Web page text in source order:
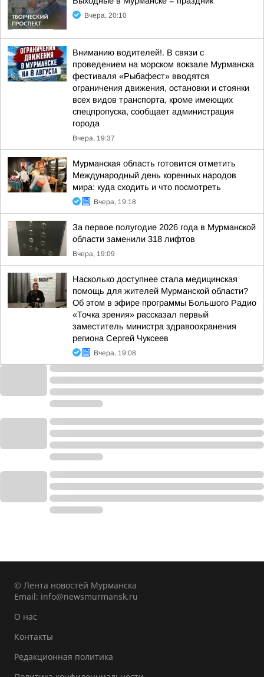
Вчера, 20:10
Вниманию водителей!. В связи с
проведением на морском вокзале Мурманска
фестиваля «Рыбафест» вводятся
ограничения движения, остановки и стоянки
всех видов транспорта, кроме имеющих
спецпропуска, сообщает администрация
города
Вчера, 19:37
Мурманская область готовится отметить
Международный день коренных народов
мира: куда сходить и что посмотреть
Вчера, 19:18
За первое полугодие 2026 года в Мурманской
области заменили 318 лифтов
Вчера, 19:09
Насколько доступнее стала медицинская
помощь для жителей Мурманской области?
Об этом в эфире программы Большого Радио
«Точка зрения» рассказал первый
заместитель министра здравоохранения
региона Сергей Чуксеев
Вчера, 19:08
© Лента новостей Мурманска
Email: info@newsmurmansk.ru
О нас
Контакты
Редакционная политика